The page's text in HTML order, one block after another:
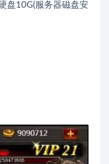
盘10G(服务器磁盘安